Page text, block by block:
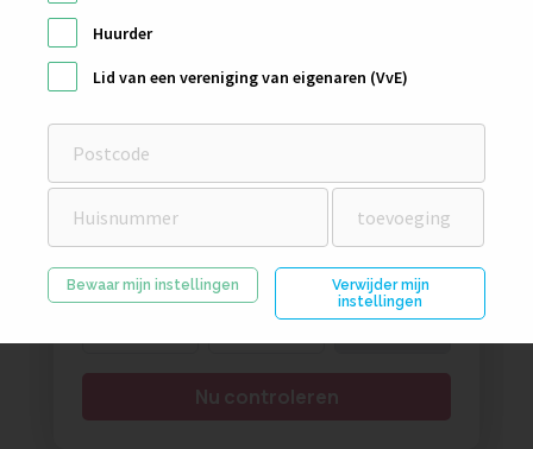
Huurder
Lid van een vereniging van eigenaren (VvE)
Bewaar mijn instellingen
Verwijder mijn
instellingen